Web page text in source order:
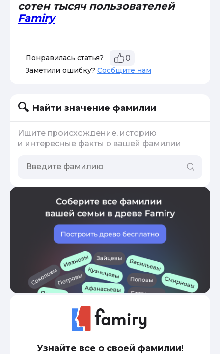
сотен тысяч пользователей
Famiry
Понравилась статья? 0
Заметили ошибку? Сообщите нам
Найти значение фамилии
Ищите происхождение, историю
и интересные факты о вашей фамилии
Узнайте все о своей фамилии!